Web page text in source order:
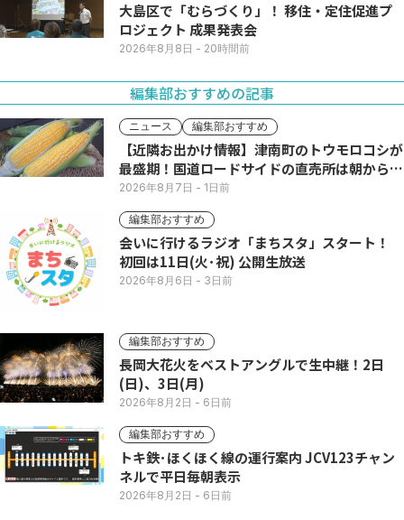
大島区で「むらづくり」！ 移住・定住促進プ
ロジェクト 成果発表会
2026年8月8日 - 20時間前
編集部おすすめの記事
ニュース 編集部おすすめ
【近隣お出かけ情報】津南町のトウモロコシが
最盛期！国道ロードサイドの直売所は朝から長
い列
2026年8月7日 - 1日前
編集部おすすめ
会いに行けるラジオ「まちスタ」スタート！
初回は11日(火･祝) 公開生放送
2026年8月6日 - 3日前
編集部おすすめ
長岡大花火をベストアングルで生中継！2日
(日)、3日(月)
2026年8月2日 - 6日前
編集部おすすめ
トキ鉄･ほくほく線の運行案内 JCV123チャン
ネルで平日毎朝表示
2026年8月2日 - 6日前